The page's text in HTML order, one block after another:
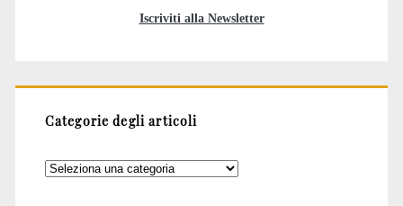
Iscriviti alla Newsletter
Categorie degli articoli
Categorie